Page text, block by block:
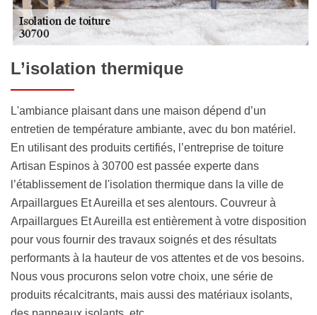
L’isolation thermique
L'ambiance plaisant dans une maison dépend d’un
entretien de température ambiante, avec du bon matériel.
En utilisant des produits certifiés, l’entreprise de toiture
Artisan Espinos à 30700 est passée experte dans
l’établissement de l'isolation thermique dans la ville de
Arpaillargues Et Aureilla et ses alentours. Couvreur à
Arpaillargues Et Aureilla est entièrement à votre disposition
pour vous fournir des travaux soignés et des résultats
performants à la hauteur de vos attentes et de vos besoins.
Nous vous procurons selon votre choix, une série de
produits récalcitrants, mais aussi des matériaux isolants,